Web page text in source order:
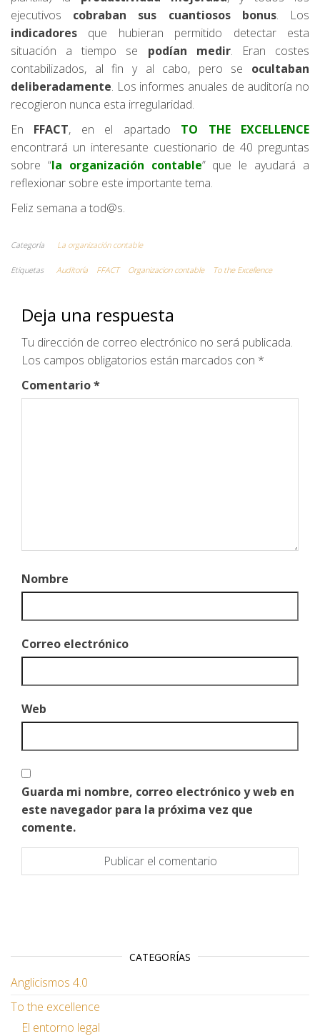
ejecutivos cobraban sus cuantiosos bonus. Los
indicadores que hubieran permitido detectar esta
situación a tiempo se podían medir. Eran costes
contabilizados, al fin y al cabo, pero se ocultaban
deliberadamente. Los informes anuales de auditoría no
recogieron nunca esta irregularidad.
En FFACT, en el apartado TO THE EXCELLENCE
encontrará un interesante cuestionario de 40 preguntas
sobre “la organización contable” que le ayudará a
reflexionar sobre este importante tema.
Feliz semana a tod@s.
Categoría La organización contable
Etiquetas Auditoría FFACT Organizacion contable To the Excellence
Deja una respuesta
Tu dirección de correo electrónico no será publicada.
Los campos obligatorios están marcados con *
Comentario*
Nombre
Correo electrónico
Web
Guarda mi nombre, correo electrónico y web en
este navegador para la próxima vez que
comente.
CATEGORÍAS
Anglicismos 4.0
To the excellence
El entorno legal